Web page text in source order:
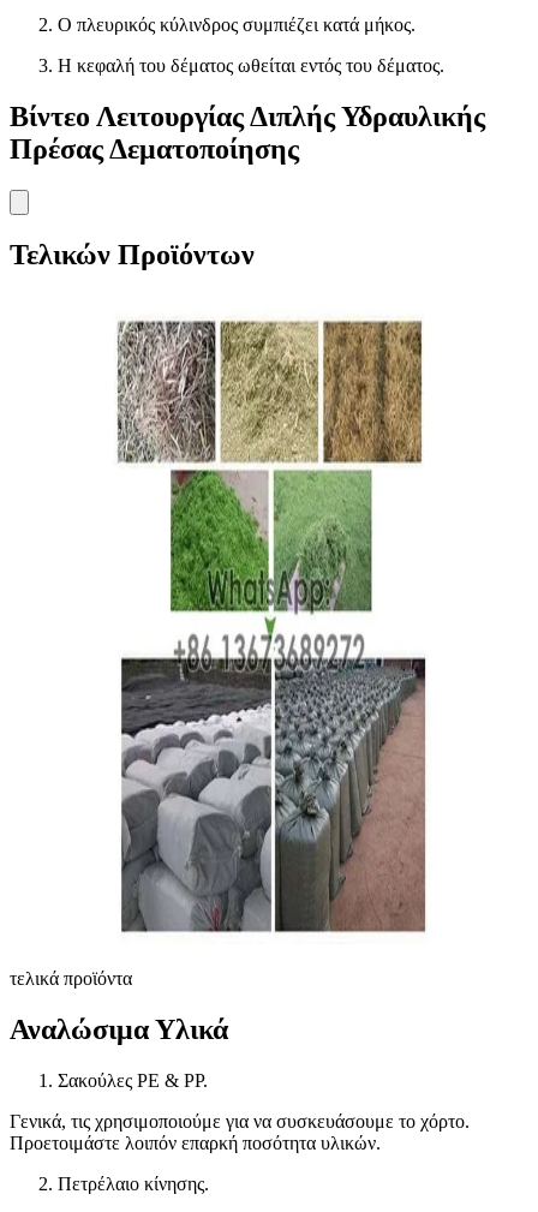
Ο πλευρικός κύλινδρος συμπιέζει κατά μήκος.
Η κεφαλή του δέματος ωθείται εντός του δέματος.
Βίντεο Λειτουργίας Διπλής Υδραυλικής
Πρέσας Δεματοποίησης
Τελικών Προϊόντων
τελικά προϊόντα
Αναλώσιμα Υλικά
Σακούλες PE & PP.
Γενικά, τις χρησιμοποιούμε για να συσκευάσουμε το χόρτο.
Προετοιμάστε λοιπόν επαρκή ποσότητα υλικών.
Πετρέλαιο κίνησης.